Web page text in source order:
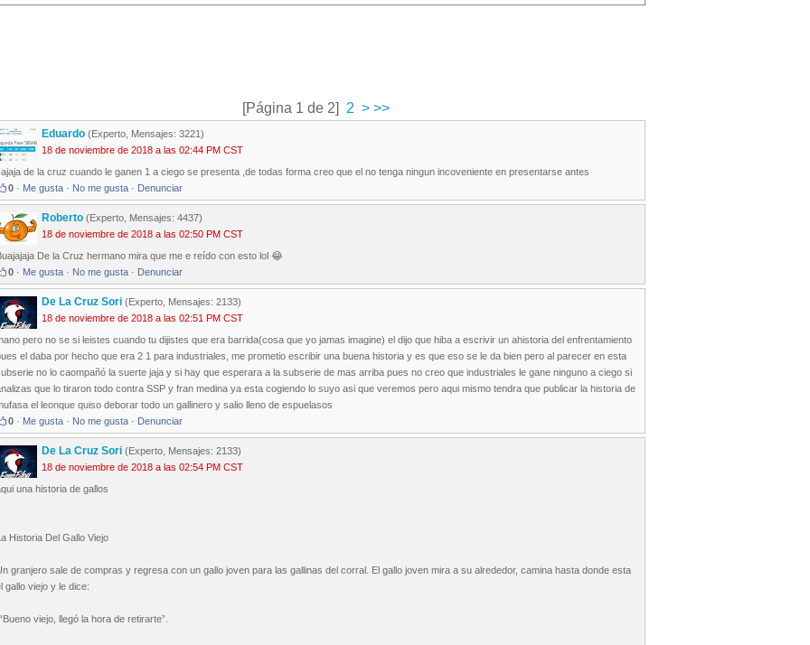
[Página 1 de 2] 2 >>>
Eduardo (Experto, Mensajes: 3221)
18 de noviembre de 2018 a las 02:44 PM CST
de la cruz cuando le ganen 1 a ciego se presenta ,de todas forma creo que el no tenga ningun incoveniente en presentarse antes
0 · Me gusta · No me gusta · Denunciar
Roberto (Experto, Mensajes: 4437)
18 de noviembre de 2018 a las 02:50 PM CST
De la Cruz hermano mira que me e reído con esto lol 😂
0 · Me gusta · No me gusta · Denunciar
De La Cruz Sori (Experto, Mensajes: 2133)
18 de noviembre de 2018 a las 02:51 PM CST
pero no se si leistes cuando tu dijistes que era barrida(cosa que yo jamas imagine) el dijo que hiba a escrivir un ahistoria del enfrentamiento
el daba por hecho que era 2 1 para industriales, me prometio escribir una buena historia y es que eso se le da bien pero al parecer en esta
no lo caompañó la suerte jaja y si hay que esperara a la subserie de mas arriba pues no creo que industriales le gane ninguno a ciego si
que lo tiraron todo contra SSP y fran medina ya esta cogiendo lo suyo asi que veremos pero aqui mismo tendra que publicar la historia de
el leonque quiso deborar todo un gallinero y salio lleno de espuelasos
0 · Me gusta · No me gusta · Denunciar
De La Cruz Sori (Experto, Mensajes: 2133)
18 de noviembre de 2018 a las 02:54 PM CST
una historia de gallos
Historia Del Gallo Viejo
granjero sale de compras y regresa con un gallo joven para las gallinas del corral. El gallo joven mira a su alrededor, camina hasta donde esta
gallo viejo y le dice:
viejo, llegó la hora de retirarte”.